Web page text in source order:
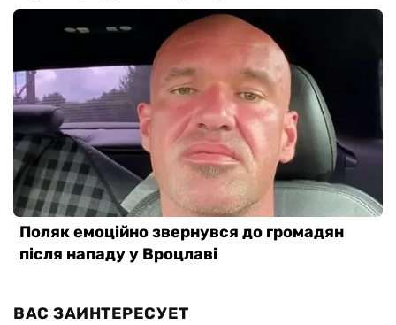
ВАС ЗАИНТЕРЕСУЕТ